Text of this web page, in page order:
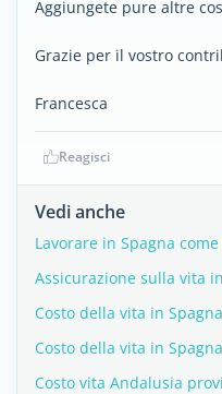
Aggiungete pure altre
Grazie per il vostro
Francesca
Reagisci
Vedi anche
Lavorare in Spagna
Assicurazione sulla vita
Costo della vita in
Costo della vita in
Costo vita Andalusia